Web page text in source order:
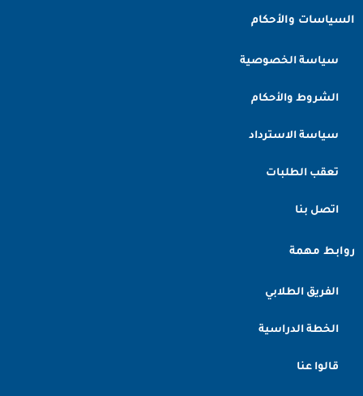
السياسات والأحكام
سياسة الخصوصية
الشروط والأحكام
سياسة الاسترداد
تعقب الطلبات
اتصل بنا
روابط مهمة
الفريق الطلابي
الخطة الدراسية
قالوا عنا